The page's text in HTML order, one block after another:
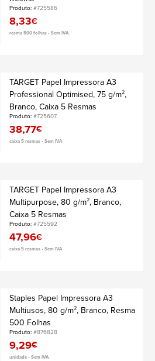
Produto:#725586
8,33€
resma 500 folhas • Sem IVA
TARGET Papel Impressora A3
Professional Optimised, 75 g/m²,
Branco, Caixa 5 Resmas
Produto:#725607
38,77€
caixa 5 resmas • Sem IVA
TARGET Papel Impressora A3
Multipurpose, 80 g/m², Branco,
Caixa 5 Resmas
Produto:#725592
47,96€
caixa 5 resmas • Sem IVA
Staples Papel Impressora A3
Multiusos, 80 g/m², Branco, Resma
500 Folhas
Produto:#876828
9,29€
unidade • Sem IVA